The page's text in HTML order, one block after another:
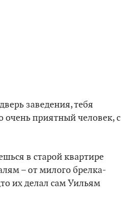
заведения, тебя
очень приятный человек, с
в старой квартире
– от милого брелка-
их делал сам Уильям